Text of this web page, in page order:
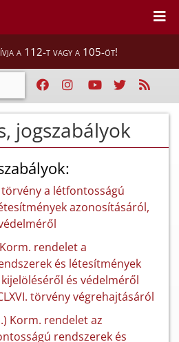
a 112-t vagy a 105-öt!
jogszabályok
törvény a létfontosságú
azonosításáról,
rendelet a
és létesítmények
és védelméről
törvény végrehajtásáról
Korm. rendelet az
rendszerek és